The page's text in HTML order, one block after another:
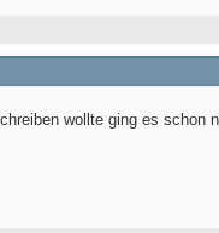
wollte ging es schon